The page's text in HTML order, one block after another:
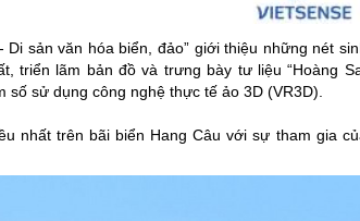
- Di sản văn hóa biển, đảo” giới thiệu những nét
triển lãm bản đồ và trưng bày tư liệu “Hoàng
sử dụng công nghệ thực tế ảo 3D (VR3D).
nhất trên bãi biển Hang Câu với sự tham gia